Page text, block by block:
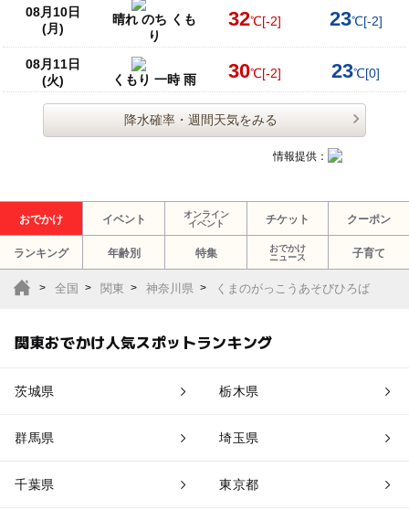
08月10日
(月)
晴れ のち くも
り
32℃[-2] 23℃[-2]
08月11日
(火)
くもり 一時 雨 30℃[-2] 23℃[0]
降水確率・週間天気をみる
情報提供：
おでかけ イベント
オンライン
イベント
チケット クーポン
ランキング 年齢別 特集
おでかけ
ニュース
子育て
全国 関東 神奈川県 くまのがっこうあそびひろば
関東おでかけ人気スポットランキング
茨城県 栃木県
群馬県 埼玉県
千葉県 東京都